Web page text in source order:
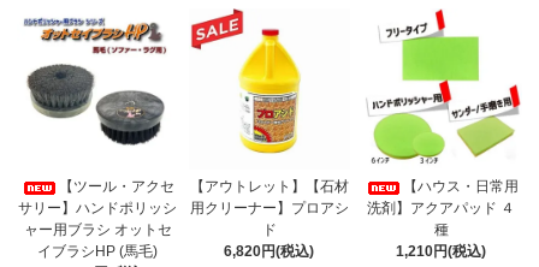
【ツール・アクセ
サリー】ハンドポリッシ
ャー用ブラシ オットセ
イブラシHP (馬毛)
【アウトレット】【石材
用クリーナー】プロアシ
ド
6,820円(税込)
【ハウス・日常用
洗剤】アクアパッド ４
種
1,210円(税込)